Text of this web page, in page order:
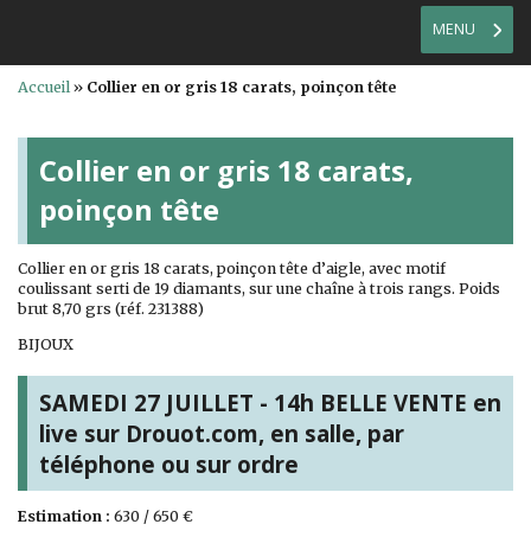
MENU
Accueil» Collier en or gris 18 carats, poinçon tête
Collier en or gris 18 carats,
poinçon tête
Collier en or gris 18 carats, poinçon tête d’aigle, avec motif
coulissant serti de 19 diamants, sur une chaîne à trois rangs. Poids
brut 8,70 grs (réf. 231388)
BIJOUX
SAMEDI 27 JUILLET - 14h BELLE VENTE en
live sur Drouot.com, en salle, par
téléphone ou sur ordre
Estimation : 630 / 650 €